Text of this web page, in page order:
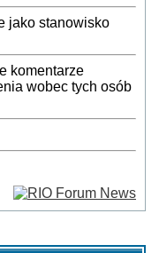
jako stanowisko
komentarze
wobec tych osób